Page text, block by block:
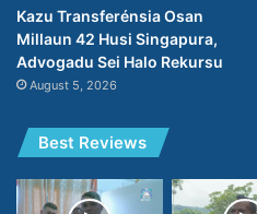
Kazu Transferénsia Osan
Millaun 42 Husi Singapura,
Advogadu Sei Halo Rekursu
August 5, 2026
Best Reviews